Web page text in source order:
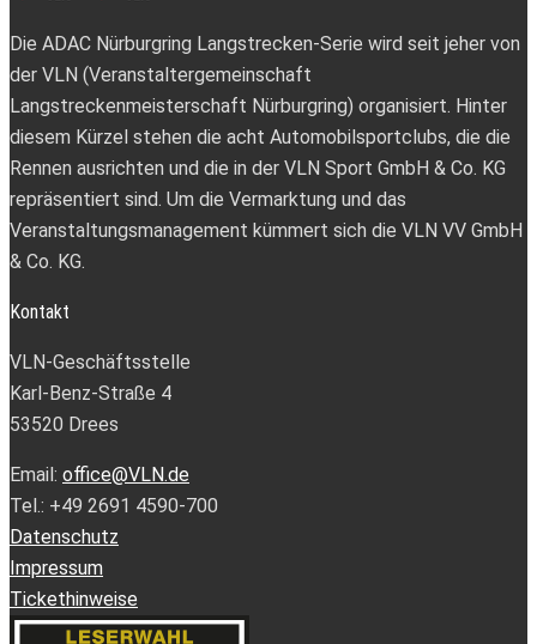
Die ADAC Nürburgring Langstrecken-Serie wird seit jeher von
der VLN (Veranstaltergemeinschaft
Langstreckenmeisterschaft Nürburgring) organisiert. Hinter
diesem Kürzel stehen die acht Automobilsportclubs, die die
Rennen ausrichten und die in der VLN Sport GmbH & Co. KG
repräsentiert sind. Um die Vermarktung und das
Veranstaltungsmanagement kümmert sich die VLN VV GmbH
& Co. KG.
Kontakt
VLN-Geschäftsstelle
Karl-Benz-Straße 4
53520 Drees
Email: office@VLN.de
Tel.: +49 2691 4590-700
Datenschutz
Impressum
Tickethinweise